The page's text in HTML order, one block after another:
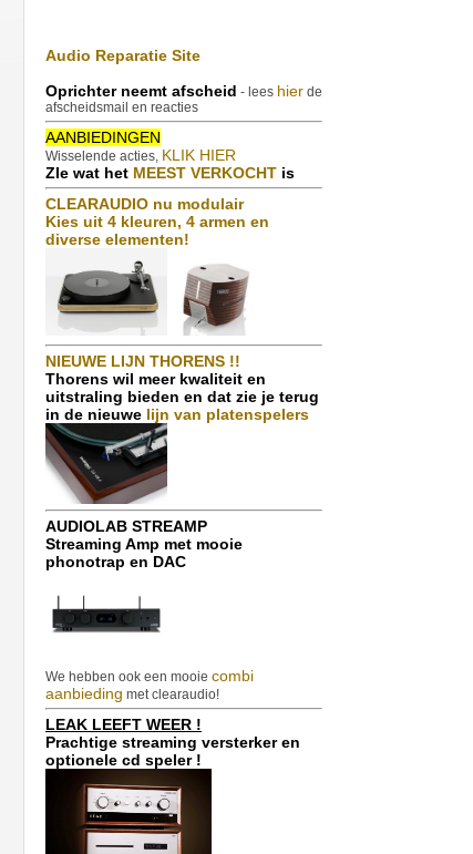
Audio Reparatie Site
Oprichter neemt afscheid - lees hier de
afscheidsmail en reacties
AANBIEDINGEN
Wisselende acties, KLIK HIER
ZIe wat het MEEST VERKOCHT is
CLEARAUDIO nu modulair
Kies uit 4 kleuren, 4 armen en
diverse elementen!
NIEUWE LIJN THORENS !!
Thorens wil meer kwaliteit en
uitstraling bieden en dat zie je terug
in de nieuwe lijn van platenspelers
AUDIOLAB STREAMP
Streaming Amp met mooie
phonotrap en DAC
We hebben ook een mooie combi
aanbieding met clearaudio!
LEAK LEEFT WEER !
Prachtige streaming versterker en
optionele cd speler !